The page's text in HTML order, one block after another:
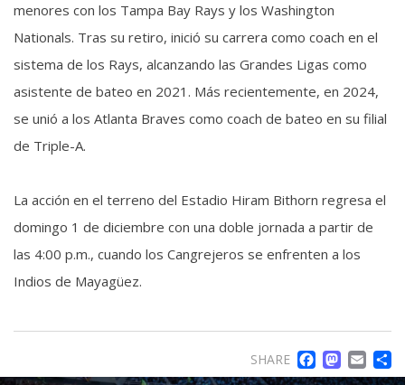
menores con los Tampa Bay Rays y los Washington
Nationals. Tras su retiro, inició su carrera como coach en el
sistema de los Rays, alcanzando las Grandes Ligas como
asistente de bateo en 2021. Más recientemente, en 2024,
se unió a los Atlanta Braves como coach de bateo en su filial
de Triple-A.
La acción en el terreno del Estadio Hiram Bithorn regresa el
domingo 1 de diciembre con una doble jornada a partir de
las 4:00 p.m., cuando los Cangrejeros se enfrenten a los
Indios de Mayagüez.
SHARE